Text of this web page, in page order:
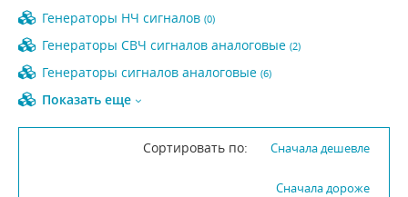
Генераторы НЧ сигналов (0)
Генераторы СВЧ сигналов аналоговые (2)
Генераторы сигналов аналоговые (6)
Показать еще
Сортировать по: Сначала дешевле
Сначала дороже